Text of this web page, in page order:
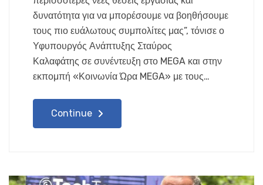
δυνατότητα για να μπορέσουμε να βοηθήσουμε
τους πιο ευάλωτους συμπολίτες μας”, τόνισε ο
Υφυπουργός Ανάπτυξης Σταύρος
Καλαφάτης σε συνέντευξη στο MEGA και στην
εκπομπή «Κοινωνία Ώρα MEGA» με τους…
Continue